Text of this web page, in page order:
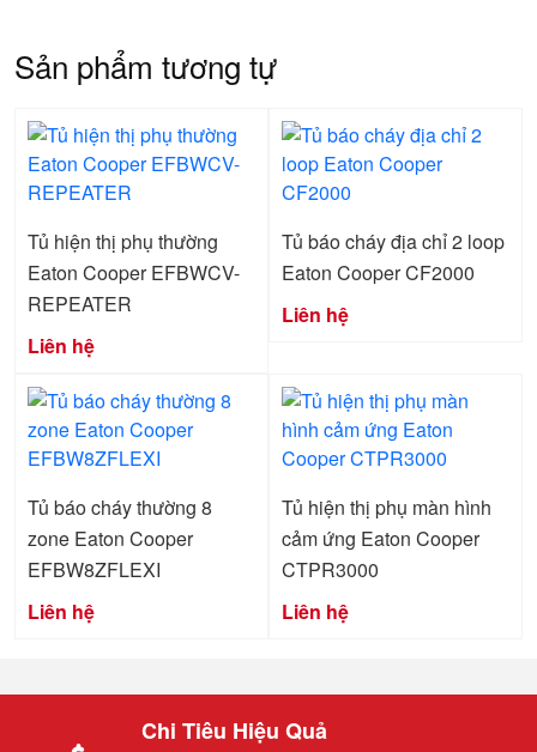
Sản phẩm tương tự
Tủ hiện thị phụ thường
Eaton Cooper EFBWCV-
REPEATER
Liên hệ
Tủ báo cháy địa chỉ 2 loop
Eaton Cooper CF2000
Liên hệ
Tủ báo cháy thường 8
zone Eaton Cooper
EFBW8ZFLEXI
Liên hệ
Tủ hiện thị phụ màn hình
cảm ứng Eaton Cooper
CTPR3000
Liên hệ
Chi Tiêu Hiệu Quả